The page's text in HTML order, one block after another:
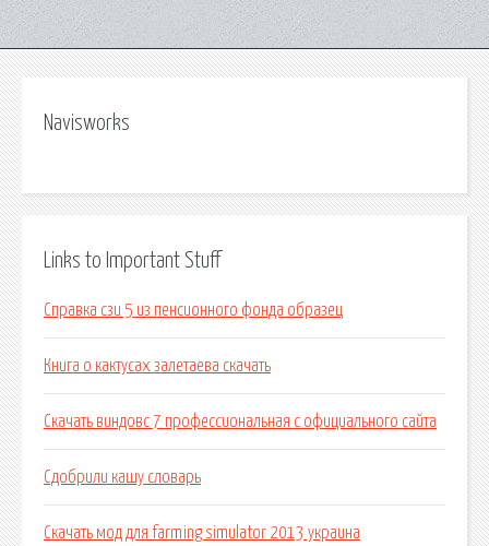
Navisworks
Links to Important Stuff
Справка сзи 5 из пенсионного фонда образец
Книга о кактусах залетаева скачать
Скачать виндовс 7 профессиональная с официального сайта
Сдобрили кашу словарь
Скачать мод для farming simulator 2013 украина